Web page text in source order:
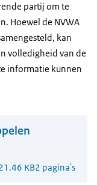
partij om te
Hoewel de NVWA
kan
volledigheid van de
informatie kunnen
KB2 pagina's